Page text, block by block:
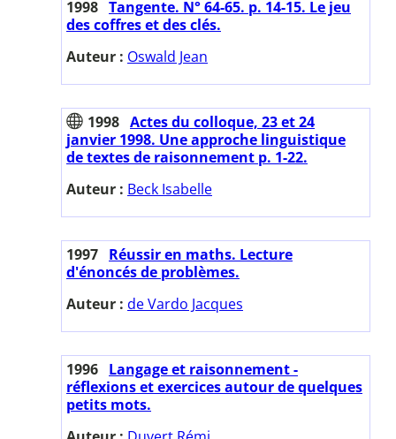
1998 Tangente. N° 64-65. p. 14-15. Le jeu
des coffres et des clés.
Auteur : Oswald Jean
1998 Actes du colloque, 23 et 24
janvier 1998. Une approche linguistique
de textes de raisonnement p. 1-22.
Auteur : Beck Isabelle
1997 Réussir en maths. Lecture
d'énoncés de problèmes.
Auteur : de Vardo Jacques
1996 Langage et raisonnement -
réflexions et exercices autour de quelques
petits mots.